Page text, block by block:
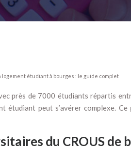
logement étudiant à bourges : le guide complet
près de 7000 étudiants répartis
étudiant peut s’avérer complexe.
du CROUS de